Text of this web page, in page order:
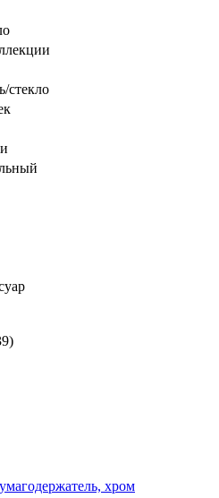
стекло
хром